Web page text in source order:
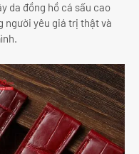
da đồng hồ cá sấu cao
người yêu giá trị thật và